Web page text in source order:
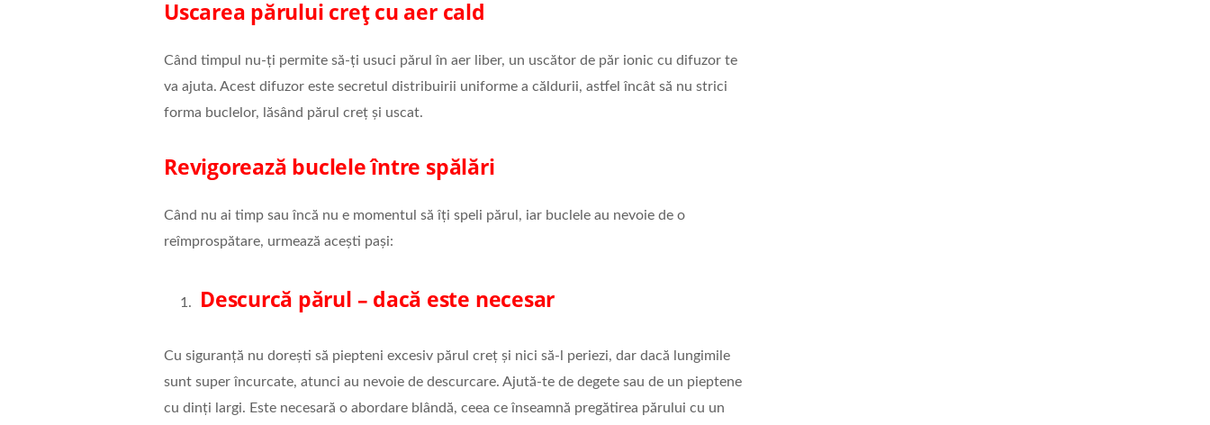
Uscarea părului creț cu aer cald
Când timpul nu-ți permite să-ți usuci părul în aer liber, un uscător de păr ionic cu difuzor te
va ajuta. Acest difuzor este secretul distribuirii uniforme a căldurii, astfel încât să nu strici
forma buclelor, lăsând părul creț și uscat.
Revigorează buclele între spălări
Când nu ai timp sau încă nu e momentul să îți speli părul, iar buclele au nevoie de o
reîmprospătare, urmează acești pași:
Descurcă părul – dacă este necesar
Cu siguranță nu dorești să piepteni excesiv părul creț și nici să-l periezi, dar dacă lungimile
sunt super încurcate, atunci au nevoie de descurcare. Ajută-te de degete sau de un pieptene
cu dinți largi. Este necesară o abordare blândă, ceea ce înseamnă pregătirea părului cu un